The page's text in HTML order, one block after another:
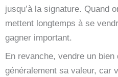
jusqu’à la signature. Quand
mettent longtemps à se
gagner important.
En revanche, vendre un bien
généralement sa valeur, car